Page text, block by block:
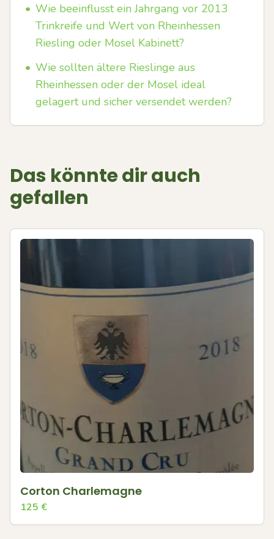
• Wie beeinflusst ein Jahrgang vor 2013
Trinkreife und Wert von Rheinhessen
Riesling oder Mosel Kabinett?
• Wie sollten ältere Rieslinge aus
Rheinhessen oder der Mosel ideal
gelagert und sicher versendet werden?
Das könnte dir auch
gefallen
Corton Charlemagne
125 €